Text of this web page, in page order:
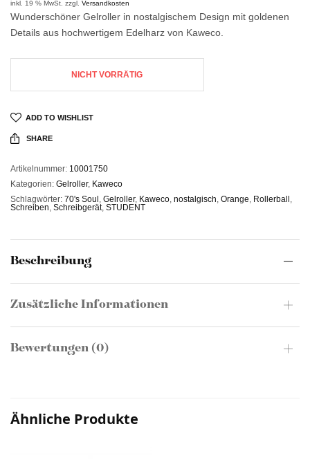
inkl. 19 % MwSt. zzgl.Versandkosten
Wunderschöner Gelroller in nostalgischem Design mit goldenen
Details aus hochwertigem Edelharz von Kaweco.
NICHT VORRÄTIG
ADD TO WISHLIST
SHARE
Artikelnummer: 10001750
Kategorien: Gelroller, Kaweco
Schlagwörter: 70's Soul Gelroller, Kaweco nostalgisch Orange Rollerball
Schreiben Schreibgerät, STUDENT
Beschreibung
Zusätzliche Informationen
Bewertungen (0)
Ähnliche Produkte